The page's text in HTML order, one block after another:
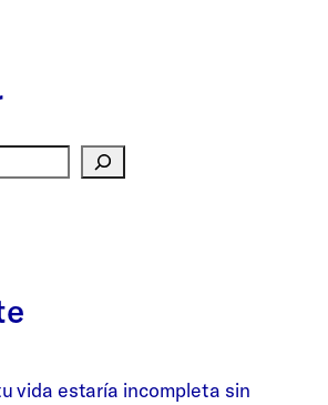
vida estaría incompleta sin